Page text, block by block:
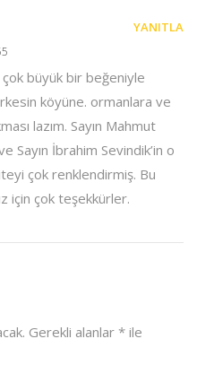
çok büyük bir beğeniyle
köyüne. ormanlara ve
lazım. Sayın Mahmut
Sayın İbrahim Sevindik’in o
çok renklendirmiş. Bu
için çok teşekkürler.
YANITLA
Gerekli alanlar * ile